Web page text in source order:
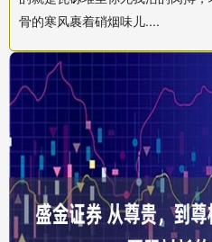
骨的寒风裹着硝烟味儿....